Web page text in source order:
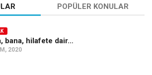
POPÜLER KONULAR
bana, hilafete dair…
2020